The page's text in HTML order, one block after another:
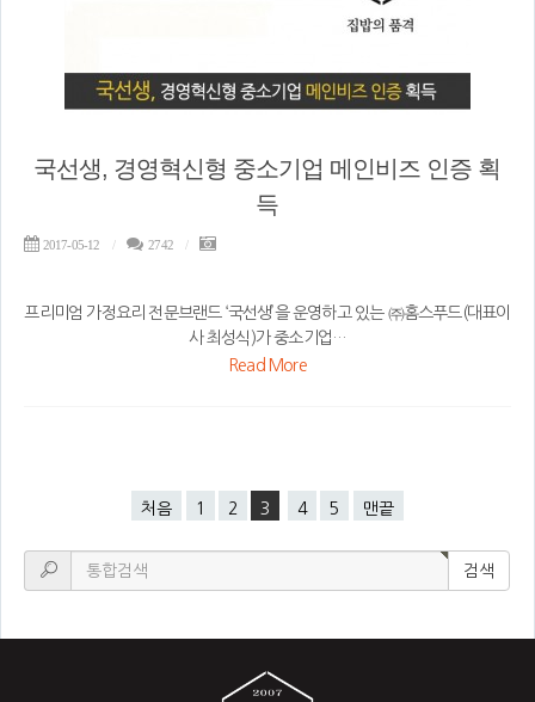
국선생, 경영혁신형 중소기업 메인비즈 인증 획
득
2017-05-12 2742
프리미엄 가정요리 전문브랜드 ‘국선생’을 운영하고 있는 ㈜홈스푸드(대표이
사 최성식)가 중소기업…
Read More
처음 1 2 3 4 5 맨끝
검색